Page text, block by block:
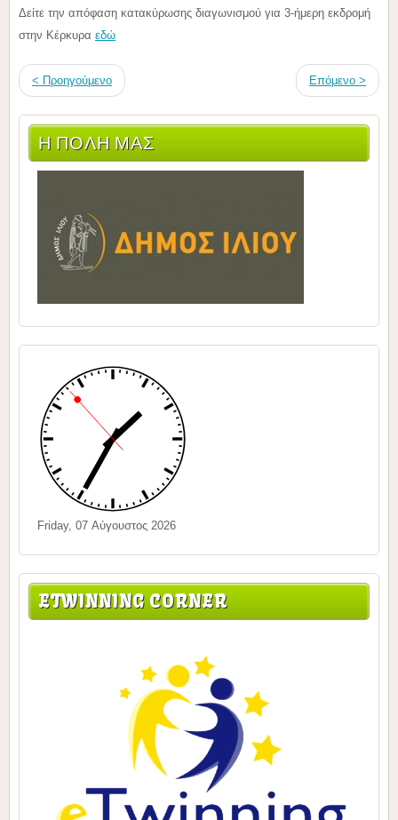
Δείτε την απόφαση κατακύρωσης διαγωνισμού για 3-ήμερη εκδρομή
στην Κέρκυρα εδώ
< Προηγούμενο Επόμενο >
Η ΠΟΛΗ ΜΑΣ
Friday, 07 Αύγουστος 2026
ETWINNING CORNER